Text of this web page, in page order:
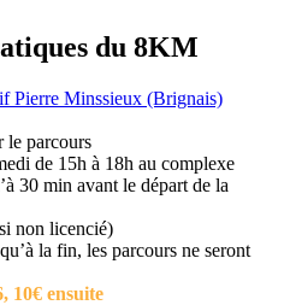
du 8KM
Pierre Minssieux (Brignais)
le parcours
de 15h à 18h au complexe
30 min avant le départ de la
non licencié)
la fin, les parcours ne seront
10€ ensuite